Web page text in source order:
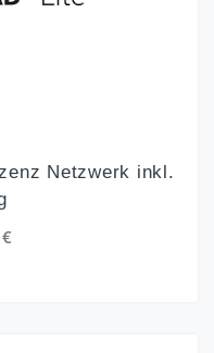
Netzwerk inkl.
€